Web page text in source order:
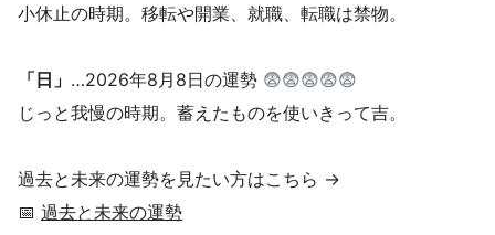
小休止の時期。移転や開業、就職、転職は禁物。
「日」 …2026年8月8日の運勢 😨😨😨😨😨
じっと我慢の時期。蓄えたものを使いきって吉。
過去と未来の運勢を見たい方はこちら →
📅 過去と未来の運勢